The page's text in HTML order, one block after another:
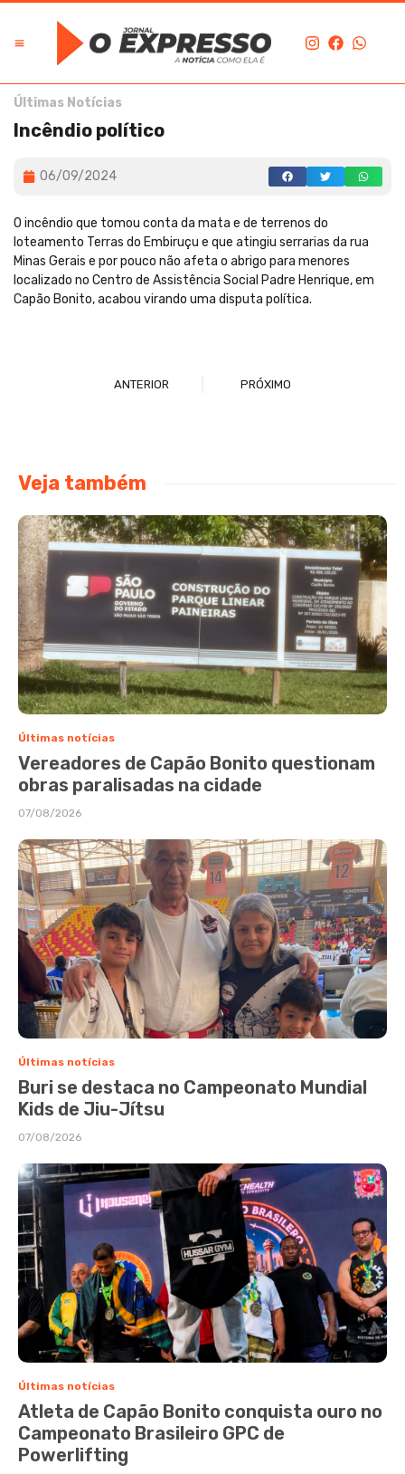
Últimas Notícias
Incêndio político
06/09/2024
O incêndio que tomou conta da mata e de terrenos do
loteamento Terras do Embiruçu e que atingiu serrarias da rua
Minas Gerais e por pouco não afeta o abrigo para menores
localizado no Centro de Assistência Social Padre Henrique, em
Capão Bonito, acabou virando uma disputa política.
ANTERIOR PRÓXIMO
Veja também
Últimas notícias
Vereadores de Capão Bonito questionam
obras paralisadas na cidade
07/08/2026
Últimas notícias
Buri se destaca no Campeonato Mundial
Kids de Jiu-Jítsu
07/08/2026
Últimas notícias
Atleta de Capão Bonito conquista ouro no
Campeonato Brasileiro GPC de
Powerlifting